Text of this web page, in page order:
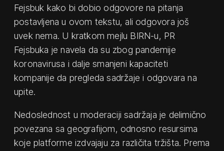
Fejsbuk kako bi dobio odgovore na pitanja
postavljena u ovom tekstu, ali odgovora još
uvek nema. U kratkom mejlu BIRN-u, PR
Fejsbuka je navela da su zbog pandemije
koronavirusa i dalje smanjeni kapaciteti
kompanije da pregleda sadržaje i odgovara na
upite.
Nedoslednost u moderaciji sadržaja je delimično
povezana sa geografijom, odnosno resursima
koje platforme izdvajaju za različita tržišta. Prema